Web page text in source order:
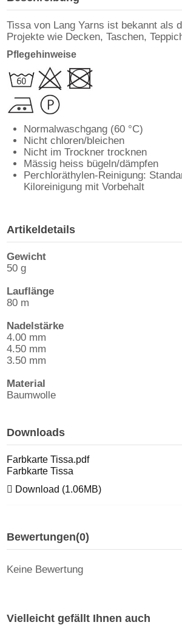
Tissa von Lang Yarns ist bekannt als
Projekte wie Decken, Taschen,
Pflegehinweise
Normalwaschgang (60 °C)
Nicht chloren/bleichen
Nicht im Trockner trocknen
Mässig heiss bügeln/dämpfen
Perchloräthylen-Reinigung:
Kiloreinigung mit Vorbehalt
Artikeldetails
Gewicht
50 g
Lauflänge
80 m
Nadelstärke
4.00 mm
4.50 mm
3.50 mm
Material
Baumwolle
Downloads
Farbkarte Tissa.pdf
Farbkarte Tissa
Download (1.06MB)
Bewertungen(0)
Keine Bewertung
Vielleicht gefällt Ihnen auch